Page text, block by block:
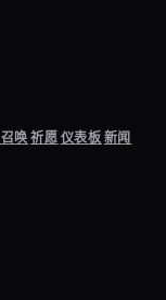
唤祈愿仪表板新闻